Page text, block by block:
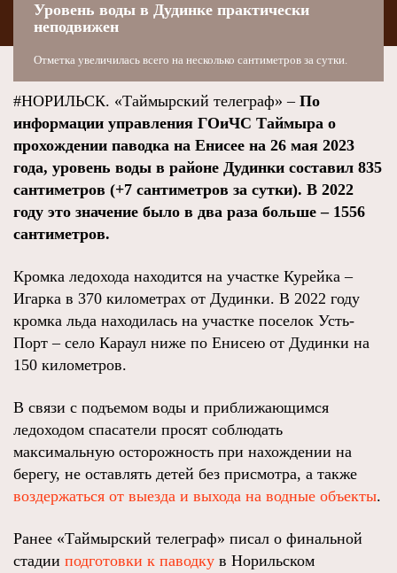
Уровень воды в Дудинке практически
неподвижен
Отметка увеличилась всего на несколько сантиметров за сутки.
#НОРИЛЬСК. «Таймырский телеграф» – По
информации управления ГОиЧС Таймыра о
прохождении паводка на Енисее на 26 мая 2023
года, уровень воды в районе Дудинки составил 835
сантиметров (+7 сантиметров за сутки). В 2022
году это значение было в два раза больше – 1556
сантиметров.
Кромка ледохода находится на участке Курейка –
Игарка в 370 километрах от Дудинки. В 2022 году
кромка льда находилась на участке поселок Усть-
Порт – село Караул ниже по Енисею от Дудинки на
150 километров.
В связи с подъемом воды и приближающимся
ледоходом спасатели просят соблюдать
максимальную осторожность при нахождении на
берегу, не оставлять детей без присмотра, а также
воздержаться от выезда и выхода на водные объекты.
Ранее «Таймырский телеграф» писал о финальной
стадии подготовки к паводку в Норильском